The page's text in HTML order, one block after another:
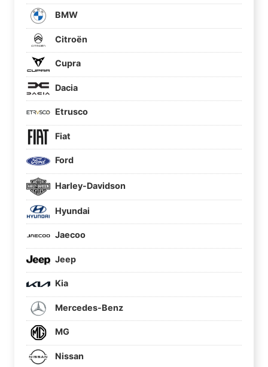
BMW
Citroën
Cupra
Dacia
Etrusco
Fiat
Ford
Harley-Davidson
Hyundai
Jaecoo
Jeep
Kia
Mercedes-Benz
MG
Nissan